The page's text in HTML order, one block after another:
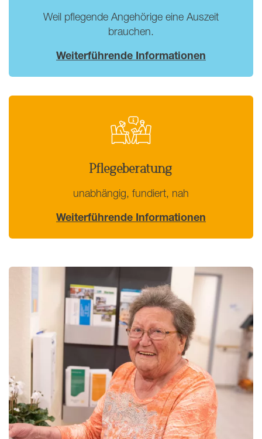
Weil pflegende Angehörige eine Auszeit
brauchen.
Weiterführende Informationen
Pflegeberatung
unabhängig, fundiert, nah
Weiterführende Informationen